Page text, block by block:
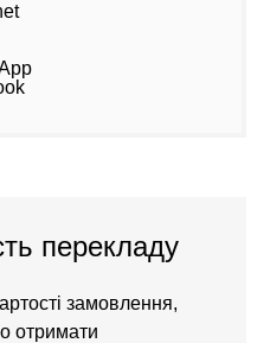
перекладу
замовлення,
отримати